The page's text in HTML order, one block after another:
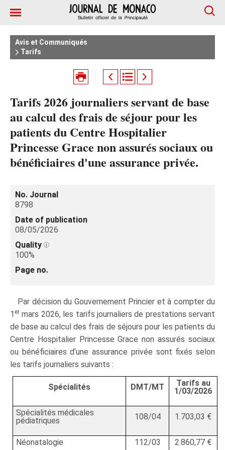
Avis et Communiqués
Tarifs
Tarifs 2026 journaliers servant de base
au calcul des frais de séjour pour les
patients du Centre Hospitalier
Princesse Grace non assurés sociaux ou
bénéficiaires d'une assurance privée.
No. Journal
8798
Date of publication
08/05/2026
Quality
100%
Page no.
Par décision du Gouvernement Princier et à compter du
1 er mars 2026, les tarifs journaliers de prestations servant
de base au calcul des frais de séjours pour les patients du
Centre Hospitalier Princesse Grace non assurés sociaux
ou bénéficiaires d’une assurance privée sont fixés selon
les tarifs journaliers suivants :
Spécialités DMT/MT
Tarifs au
1/03/2026
Spécialités médicales
pédiatriques
108/04 1.703,03 €
Néonatalogie 112/03 2.860,77 €